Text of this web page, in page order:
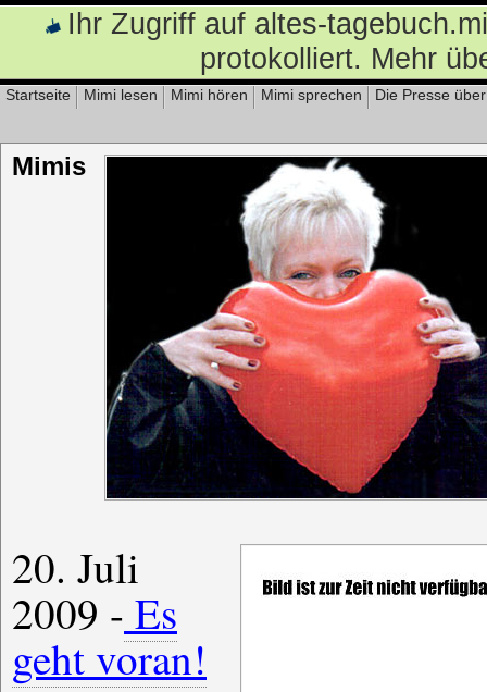
Ihr Zugriff auf altes-
protokolliert. Mehr
Startseite Mimi lesen Mimi hören Mimi sprechen Die Presse
20. Juli
2009 - Es
geht voran!